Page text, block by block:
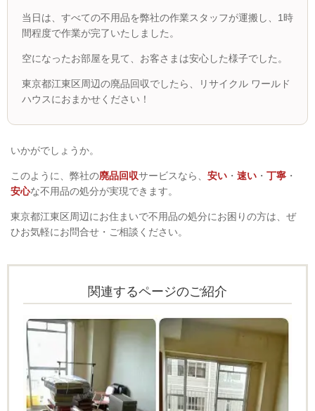
当日は、すべての不用品を弊社の作業スタッフが運搬し、1時
間程度で作業が完了いたしました。
空になったお部屋を見て、お客さまは安心した様子でした。
東京都江東区周辺の廃品回収でしたら、リサイクル ワールド
ハウスにおまかせください！
いかがでしょうか。
このように、弊社の廃品回収サービスなら、 安い ・ 速い ・ 丁寧 ・
安心な不用品の処分が実現できます。
東京都江東区周辺にお住まいで不用品の処分にお困りの方は、ぜ
ひお気軽にお問合せ・ご相談ください。
関連するページのご紹介